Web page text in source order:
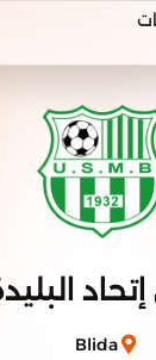
Blida